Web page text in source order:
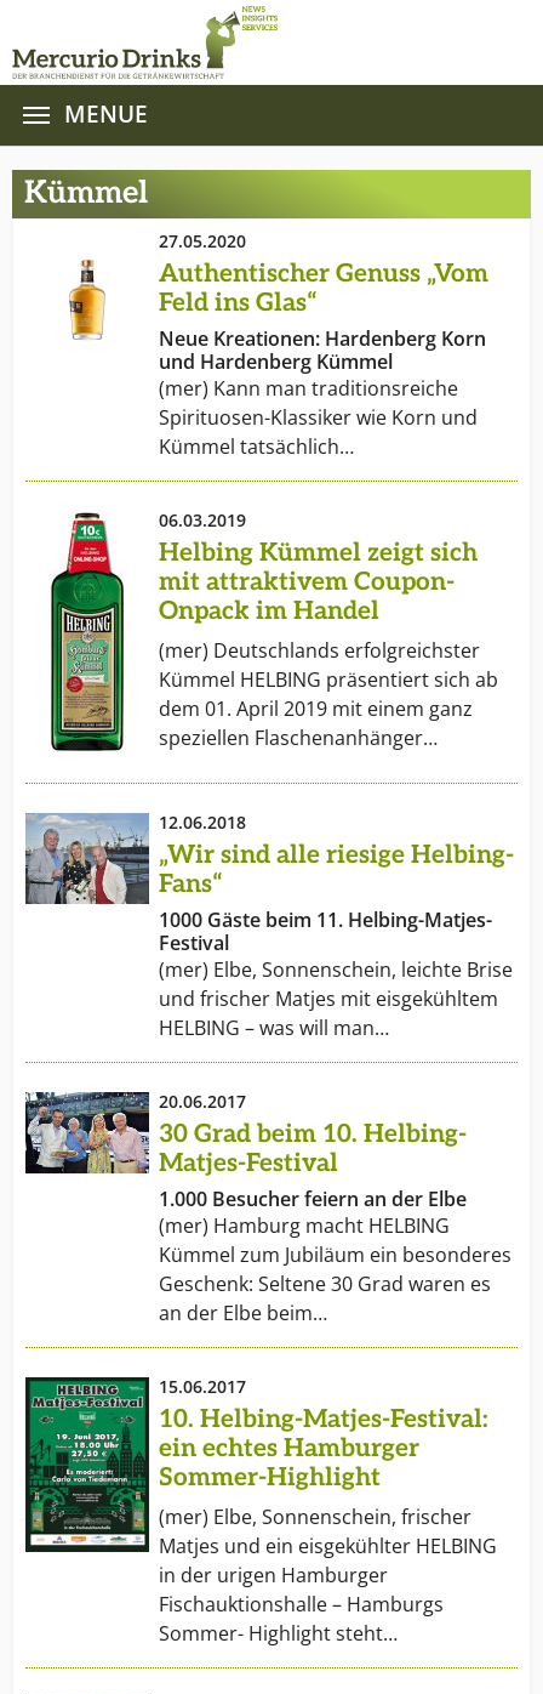
MENUE
Kümmel
27.05.2020
Authentischer Genuss „Vom
Feld ins Glas“
Neue Kreationen: Hardenberg Korn
und Hardenberg Kümmel
(mer) Kann man traditionsreiche
Spirituosen-Klassiker wie Korn und
Kümmel tatsächlich…
06.03.2019
Helbing Kümmel zeigt sich
mit attraktivem Coupon-
Onpack im Handel
(mer) Deutschlands erfolgreichster
Kümmel HELBING präsentiert sich ab
dem 01. April 2019 mit einem ganz
speziellen Flaschenanhänger…
12.06.2018
„Wir sind alle riesige Helbing-
Fans“
1000 Gäste beim 11. Helbing-Matjes-
Festival
(mer) Elbe, Sonnenschein, leichte Brise
und frischer Matjes mit eisgekühltem
HELBING – was will man…
20.06.2017
30 Grad beim 10. Helbing-
Matjes-Festival
1.000 Besucher feiern an der Elbe
(mer) Hamburg macht HELBING
Kümmel zum Jubiläum ein besonderes
Geschenk: Seltene 30 Grad waren es
an der Elbe beim…
15.06.2017
10. Helbing-Matjes-Festival:
ein echtes Hamburger
Sommer-Highlight
(mer) Elbe, Sonnenschein, frischer
Matjes und ein eisgekühlter HELBING
in der urigen Hamburger
Fischauktionshalle – Hamburgs
Sommer- Highlight steht…